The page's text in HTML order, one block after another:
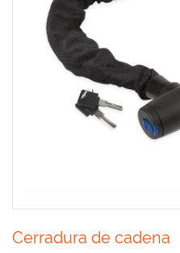
Cerradura de cadena